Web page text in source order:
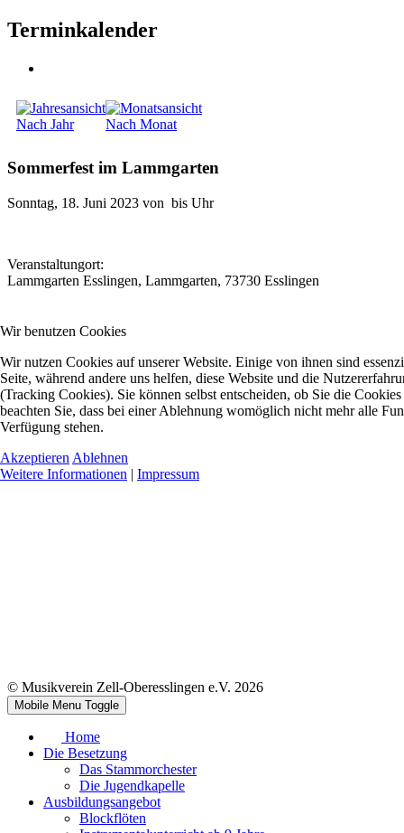
Terminkalender
Nach Jahr Nach Monat
Sommerfest im Lammgarten
Sonntag, 18. Juni 2023 von bis Uhr
Veranstaltungort:
Lammgarten Esslingen, Lammgarten, 73730 Esslingen
© Musikverein Zell-Oberesslingen e.V. 2026
Mobile Menu Toggle
Home
Die Besetzung
Das Stammorchester
Die Jugendkapelle
Ausbildungsangebot
Blockflöten
Wir benutzen Cookies
Wir nutzen Cookies auf unserer Website. Einige von ihnen sind
Seite, während andere uns helfen, diese Website und die
(Tracking Cookies). Sie können selbst entscheiden, ob Sie die
beachten Sie, dass bei einer Ablehnung womöglich nicht mehr alle
Verfügung stehen.
Akzeptieren Ablehnen
Weitere Informationen | Impressum